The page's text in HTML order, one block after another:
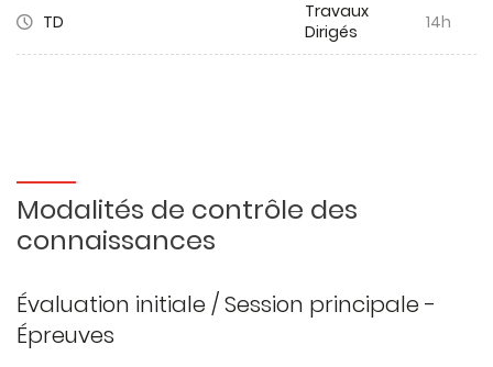
TD
Travaux
Dirigés
14h
Modalités de contrôle des
connaissances
Évaluation initiale / Session principale -
Épreuves